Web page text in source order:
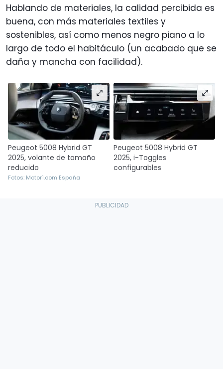
Hablando de materiales, la calidad percibida es
buena, con más materiales textiles y
sostenibles, así como menos negro piano a lo
largo de todo el habitáculo (un acabado que se
daña y mancha con facilidad).
Peugeot 5008 Hybrid GT
2025, volante de tamaño
reducido
Fotos: Motor1.com España
Peugeot 5008 Hybrid GT
2025, i-Toggles
configurables